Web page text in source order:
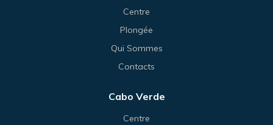
Centre
Plongée
Qui Sommes
Contacts
Cabo Verde
Centre